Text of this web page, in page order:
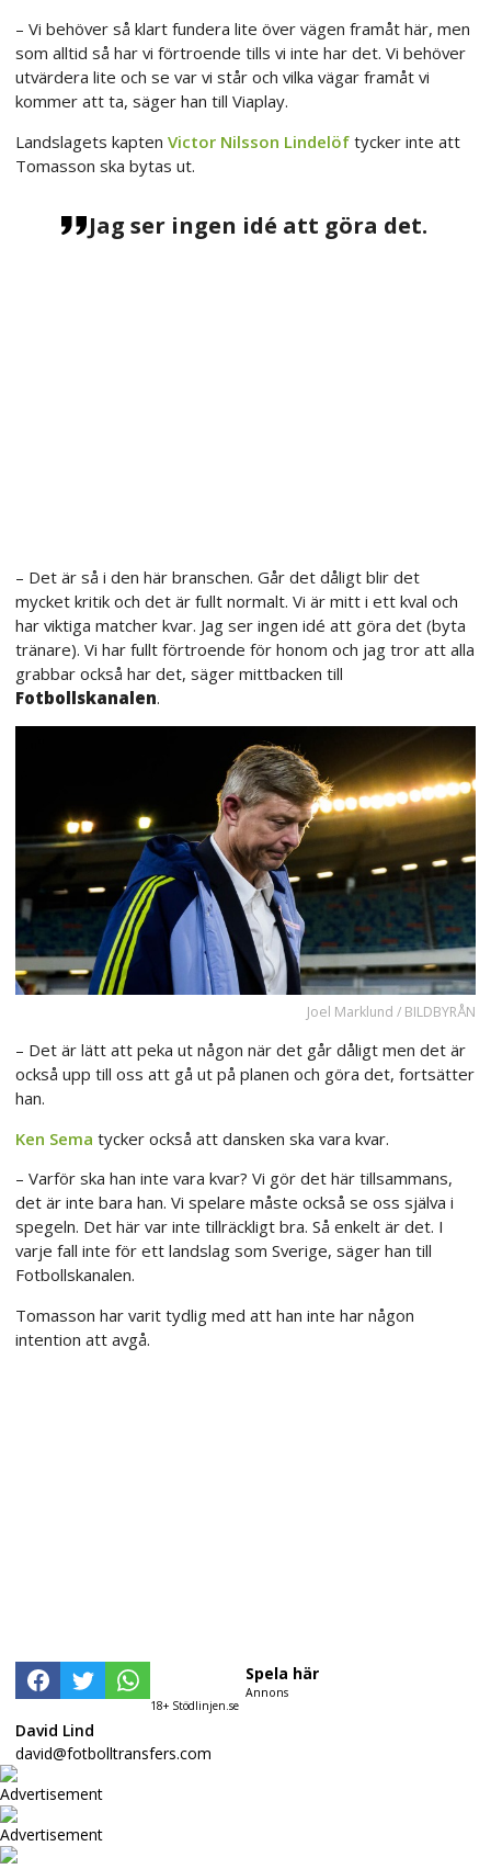
– Vi behöver så klart fundera lite över vägen framåt här, men
som alltid så har vi förtroende tills vi inte har det. Vi behöver
utvärdera lite och se var vi står och vilka vägar framåt vi
kommer att ta, säger han till Viaplay.
Landslagets kapten Victor Nilsson Lindelöf tycker inte att
Tomasson ska bytas ut.
Jag ser ingen idé att göra det.
– Det är så i den här branschen. Går det dåligt blir det
mycket kritik och det är fullt normalt. Vi är mitt i ett kval och
har viktiga matcher kvar. Jag ser ingen idé att göra det (byta
tränare). Vi har fullt förtroende för honom och jag tror att alla
grabbar också har det, säger mittbacken till
Fotbollskanalen.
Joel Marklund / BILDBYRÅN
– Det är lätt att peka ut någon när det går dåligt men det är
också upp till oss att gå ut på planen och göra det, fortsätter
han.
Ken Sema tycker också att dansken ska vara kvar.
– Varför ska han inte vara kvar? Vi gör det här tillsammans,
det är inte bara han. Vi spelare måste också se oss själva i
spegeln. Det här var inte tillräckligt bra. Så enkelt är det. I
varje fall inte för ett landslag som Sverige, säger han till
Fotbollskanalen.
Tomasson har varit tydlig med att han inte har någon
intention att avgå.
18+ Stödlinjen.se
Spela här
Annons
David Lind
david@fotbolltransfers.com